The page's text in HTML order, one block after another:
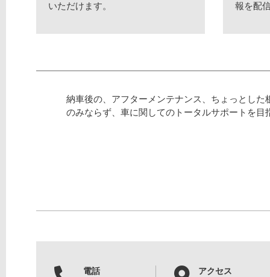
いただけます。
報を配
納車後の、アフターメンテナンス、ちょっとした
のみならず、車に関してのトータルサポートを目
電話
アクセス